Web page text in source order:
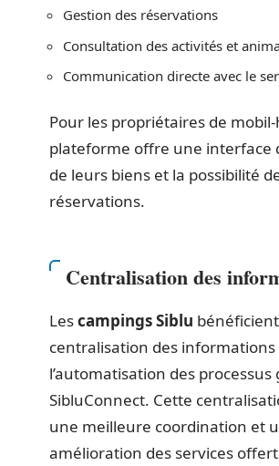
Gestion des réservations
Consultation des activités et
Communication directe avec le
Pour les propriétaires de
plateforme offre une interface
de leurs biens et la possibilité
réservations.
Centralisation des
Lescampings Siblu
centralisation des informations
l’automatisation des processus
SibluConnect. Cette
une meilleure coordination et
amélioration des services